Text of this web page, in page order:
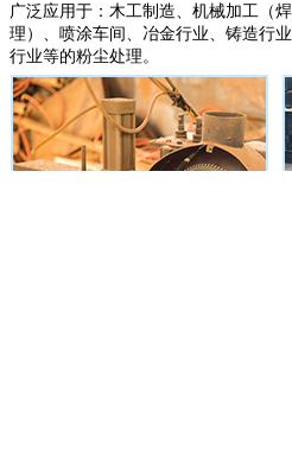
广泛应用于：木工制造、机械加工（
理）、喷涂车间、冶金行业、铸造行
行业等的粉尘处理。